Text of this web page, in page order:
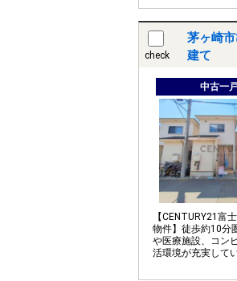
check
茅ヶ崎
建て
中古一
【CENTURY21富
物件】徒歩約10分
や医療施設、コン
活環境が充実して